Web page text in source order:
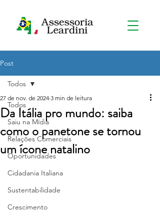
Post
Todos
Saiu na Mídia
Relações Comerciais
Oportunidades
Cidadania Italiana
Sustentabilidade
Crescimento
Todos
Da Itália pro mundo: saiba
como o panetone se tornou
um ícone natalino
27 de nov. de 2024 3 min de leitura